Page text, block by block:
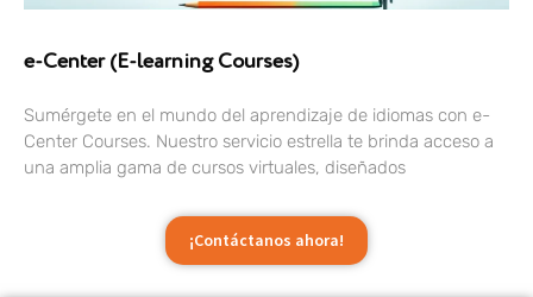
e-Center (E-learning Courses)
Sumérgete en el mundo del aprendizaje de idiomas con e-
Center Courses. Nuestro servicio estrella te brinda acceso a
una amplia gama de cursos virtuales, diseñados
¡Contáctanos ahora!